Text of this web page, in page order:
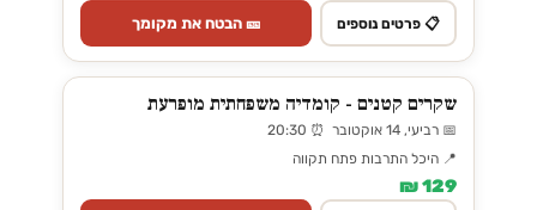
📋 פרטים נוספים 🎫 הבטח את מקומך
שקרים קטנים - קומדיה משפחתית מופרעת
📅 רביעי, 14 אוקטובר ⏰ 20:30
📍 היכל התרבות פתח תקווה
129 ₪